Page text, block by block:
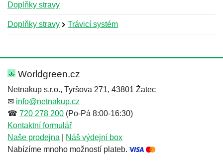
Doplňky stravy
Doplňky stravy Trávicí systém
Hodnocení:
Jméno: *
Jméno:
E-mail:*
Worldgreen.cz
Netnakup s.r.o., Tyršova 271, 43801 Žatec
✉ info@netnakup.cz
☎ 720 278 200 (Po-Pá 8:00-16:30)
Kontaktní formulář
Naše prodejna
Náš výdejní box
Nabízíme mnoho možností plateb.